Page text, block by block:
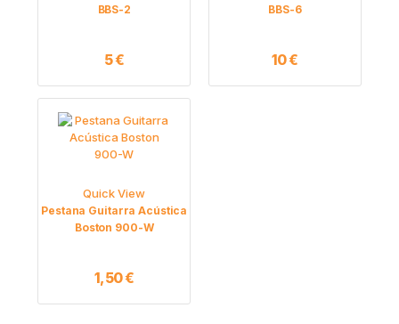
BBS-2
5€
BBS-6
10€
Quick View
Pestana Guitarra Acústica
Boston 900-W
1,50€